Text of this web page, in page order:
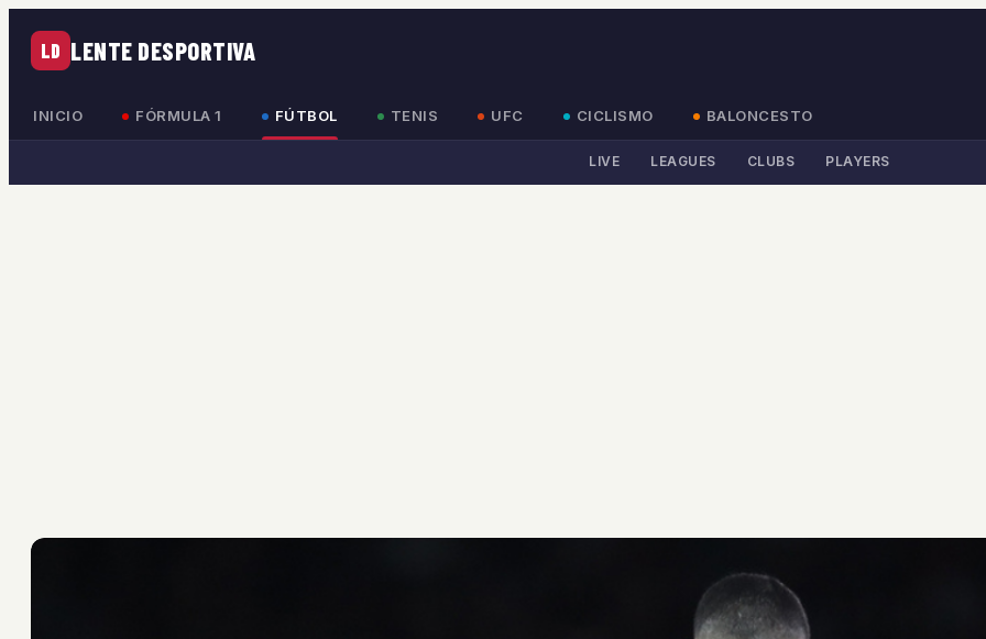
LD LENTE DESPORTIVA
INICIO FÓRMULA 1 FÚTBOL TENIS UFC CICLISMO BALONCESTO
LIVE LEAGUES CLUBS PLAYERS